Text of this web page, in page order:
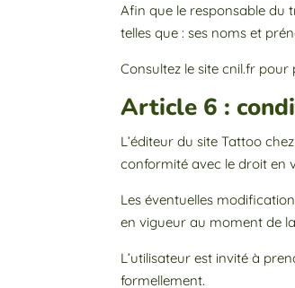
Afin que le responsable du
telles que : ses noms et
Consultez le site cnil.fr
Article 6 :
L’éditeur du site Tattoo
conformité avec le droit en
Les éventuelles
en vigueur au moment de
L’utilisateur est invité à
formellement.